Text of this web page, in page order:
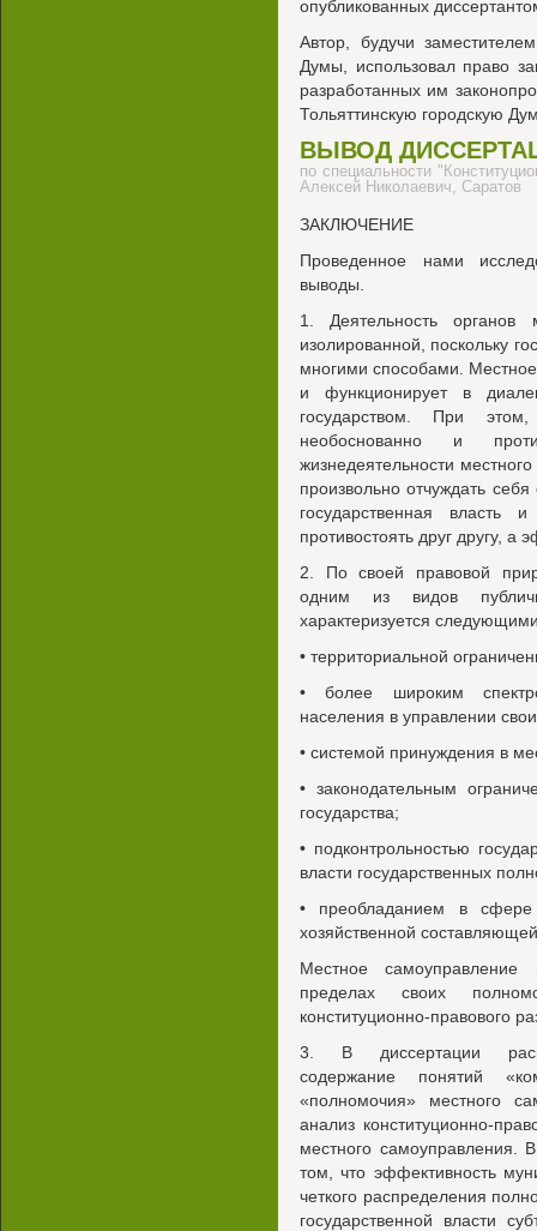
опубликованных
Автор, будучи
Думы, использовал право
разработанных им
Тольяттинскую городскую
ВЫВОД
по специальности
Алексей Николаевич, Саратов
ЗАКЛЮЧЕНИЕ
Проведенное нами
выводы.
1. Деятельность органов
изолированной, поскольку
многими способами.
и функционирует в
государством. При
необоснованно и
жизнедеятельности
произвольно отчуждать
государственная
противостоять друг другу, а
2. По своей правовой
одним из видов
характеризуется
• территориальной
• более широким
населения в управлении
• системой принуждения в
• законодательным
государства;
• подконтрольностью
власти государственных
• преобладанием в сфере
хозяйственной
Местное самоуправление
пределах своих
конституционно-правового
3. В диссертации
содержание понятий
«полномочия» местного
анализ конституционно-
местного самоуправления.
том, что эффективность
четкого распределения
государственной власти